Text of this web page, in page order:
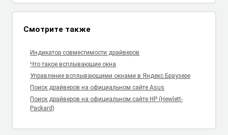
Смотрите также
Индикатор совместимости драйверов
Что такое всплывающие окна
Управление всплывающими окнами в Яндекс.Браузере
Поиск драйверов на официальном сайте Asus
Поиск драйверов на официальном сайте HP (Hewlett-
Packard)